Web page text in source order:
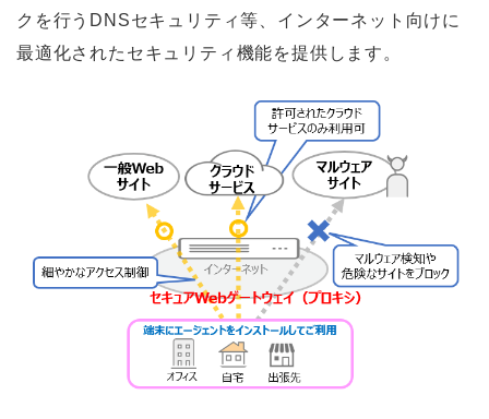
クを行うDNSセキュリティ等、インターネット向けに
最適化されたセキュリティ機能を提供します。